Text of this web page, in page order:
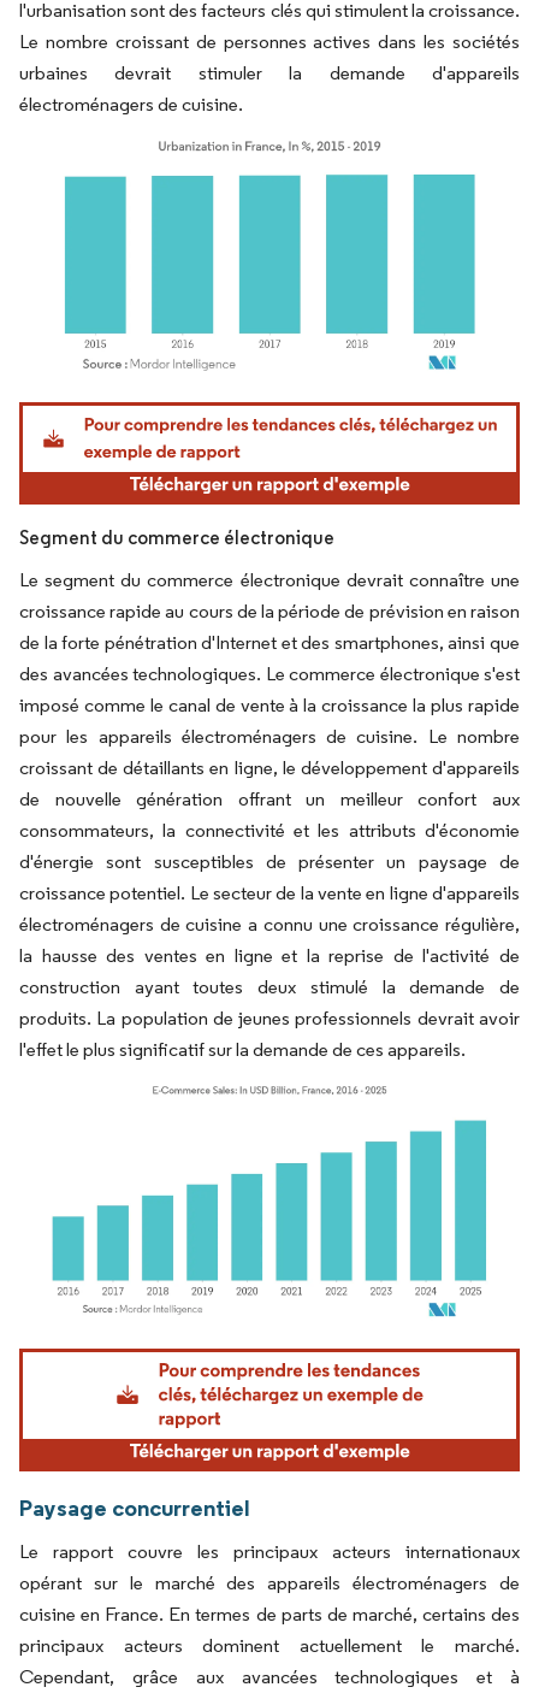
l'urbanisation sont des facteurs clés qui stimulent la croissance.
Le nombre croissant de personnes actives dans les sociétés
urbaines devrait stimuler la demande d'appareils
électroménagers de cuisine.
Image © Mordor Intelligence. La réutilisation nécessite une attribution sous CC BY
Segment du commerce électronique
Le segment du commerce électronique devrait connaître une
croissance rapide au cours de la période de prévision en raison
de la forte pénétration d'Internet et des smartphones, ainsi que
des avancées technologiques. Le commerce électronique s'est
imposé comme le canal de vente à la croissance la plus rapide
pour les appareils électroménagers de cuisine. Le nombre
croissant de détaillants en ligne, le développement d'appareils
de nouvelle génération offrant un meilleur confort aux
consommateurs, la connectivité et les attributs d'économie
d'énergie sont susceptibles de présenter un paysage de
croissance potentiel. Le secteur de la vente en ligne d'appareils
électroménagers de cuisine a connu une croissance régulière,
la hausse des ventes en ligne et la reprise de l'activité de
construction ayant toutes deux stimulé la demande de
produits. La population de jeunes professionnels devrait avoir
l'effet le plus significatif sur la demande de ces appareils.
Image © Mordor Intelligence. La réutilisation nécessite une attribution sous CC BY
Paysage concurrentiel
Le rapport couvre les principaux acteurs internationaux
opérant sur le marché des appareils électroménagers de
cuisine en France. En termes de parts de marché, certains des
principaux acteurs dominent actuellement le marché.
Cependant, grâce aux avancées technologiques et à